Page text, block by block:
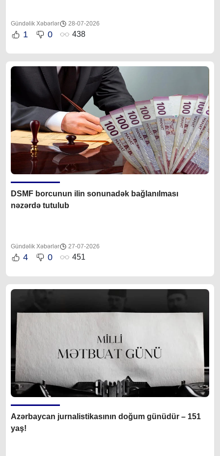
Gündəlik Xəbərlər 28-07-2026
1 0 438
DSMF borcunun ilin sonunadək bağlanılması
nəzərdə tutulub
Gündəlik Xəbərlər 27-07-2026
4 0 451
Azərbaycan jurnalistikasının doğum günüdür – 151
yaş!